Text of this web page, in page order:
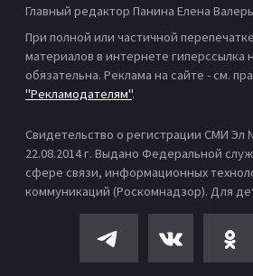
Главный редактор Панина Елена
При полной или частичной
материалов в интернете гиперссылка
обязательна. Реклама на сайте - см.
"Рекламодателям".
Свидетельство о регистрации СМИ Эл
22.08.2014 г. Выдано Федеральной
сфере связи, информационных
коммуникаций (Роскомнадзор). Для